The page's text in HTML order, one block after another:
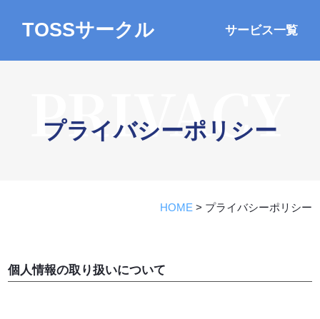
TOSSサークル サービス一覧
PRIVACY
プライバシーポリシー
HOME > プライバシーポリシー
個人情報の取り扱いについて